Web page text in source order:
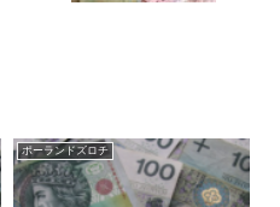
ポーランドズロチ